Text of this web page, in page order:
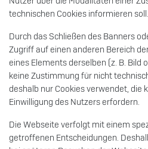
technischen Cookies informieren soll.
Durch das Schließen des Banners
Zugriff auf einen anderen Bereich
eines Elements derselben (z. B. Bild
keine Zustimmung für nicht
deshalb nur Cookies verwendet, die
Einwilligung des Nutzers erfordern.
Die Webseite verfolgt mit einem
getroffenen Entscheidungen.